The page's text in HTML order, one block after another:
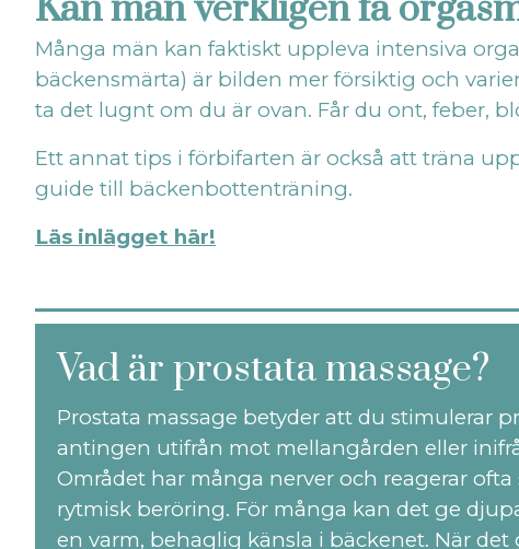
Kan man verkligen få
Många män kan faktiskt uppleva intensiva
bäckensmärta) är bilden mer försiktig och
ta det lugnt om du är ovan. Får du ont, feber,
Ett annat tips i förbifarten är också att träna
guide till bäckenbottenträning.
Läs inlägget här!
Vad är prostata massage?
Prostata massage betyder att du stimulerar
antingen utifrån mot mellangården eller
Området har många nerver och reagerar
rytmisk beröring. För många kan det ge
en varm, behaglig känsla i bäckenet. När det